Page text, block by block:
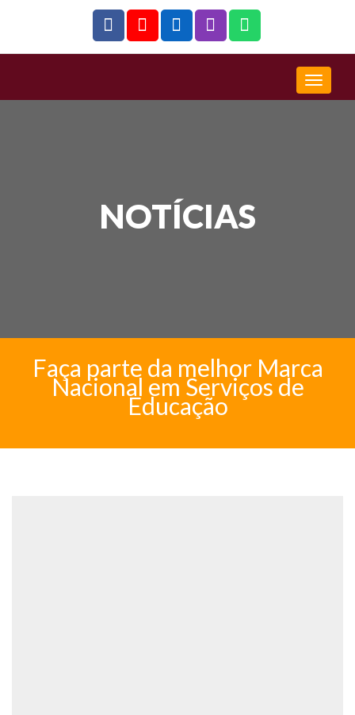
NOTÍCIAS
Faça parte da melhor Marca
Nacional em Serviços de
Educação